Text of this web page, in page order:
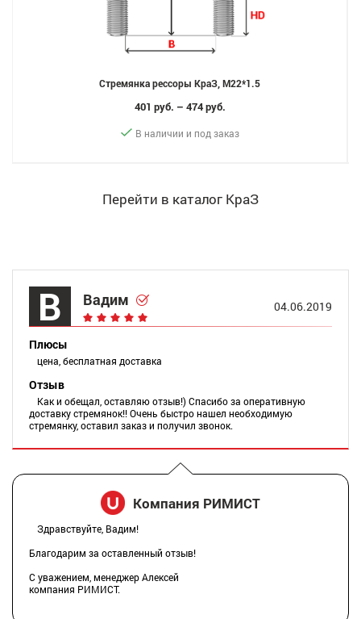
Стремянка рессоры КраЗ, M22*1.5
401 руб. – 474 руб.
В наличии и под заказ
Перейти в каталог КраЗ
В Вадим 04.06.2019
Плюсы
цена, бесплатная доставка
Отзыв
Как и обещал, оставляю отзыв!) Спасибо за оперативную
доставку стремянок!! Очень быстро нашел необходимую
стремянку, оставил заказ и получил звонок.
Компания РИМИСТ
Здравствуйте, Вадим!
Благодарим за оставленный отзыв!
С уважением, менеджер Алексей
компания РИМИСТ.